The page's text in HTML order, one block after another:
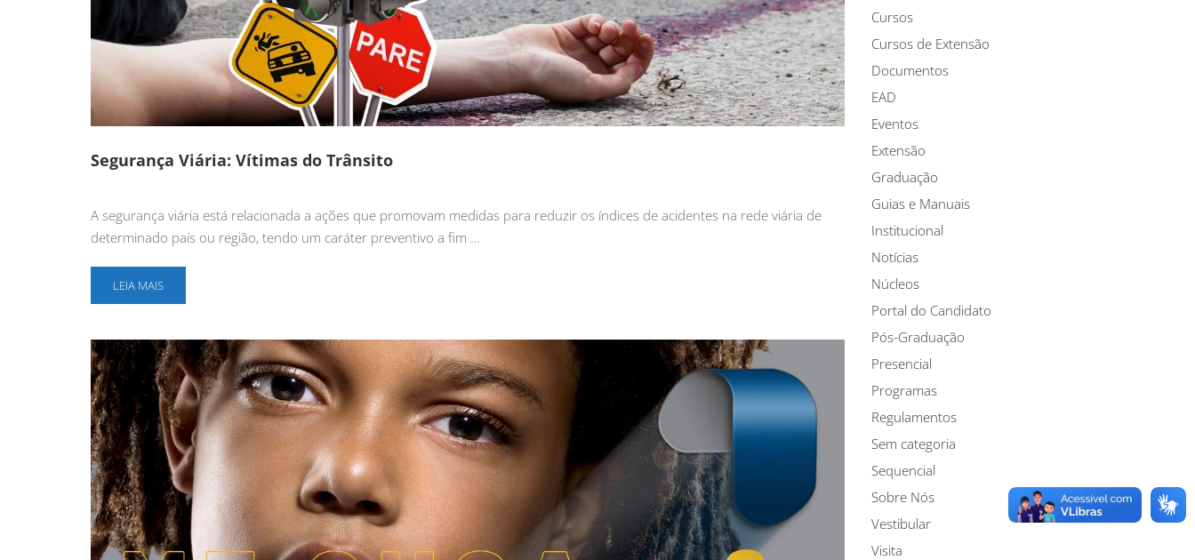
Segurança Viária: Vítimas do Trânsito
A segurança viária está relacionada a ações que promovam medidas para reduzir os índices de acidentes na rede viária de
determinado país ou região, tendo um caráter preventivo a fim …
LEIA MAIS
Cursos
Cursos de Extensão
Documentos
EAD
Eventos
Extensão
Graduação
Guias e Manuais
Institucional
Notícias
Núcleos
Portal do Candidato
Pós-Graduação
Presencial
Programas
Regulamentos
Sem categoria
Sequencial
Sobre Nós
Vestibular
Visita